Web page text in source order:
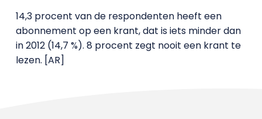
14,3 procent van de respondenten heeft een
abonnement op een krant, dat is iets minder dan
in 2012 (14,7 %). 8 procent zegt nooit een krant te
lezen. [AR]